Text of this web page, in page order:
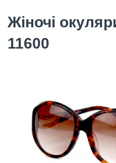
Жіночі
11600